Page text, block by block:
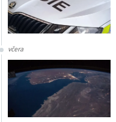
včera